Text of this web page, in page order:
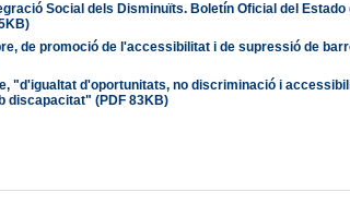
Social dels Disminuïts. Boletín Oficial del Estado
de promoció de l'accessibilitat i de supressió de
"d'igualtat d'oportunitats, no discriminació i
discapacitat" (PDF 83KB)